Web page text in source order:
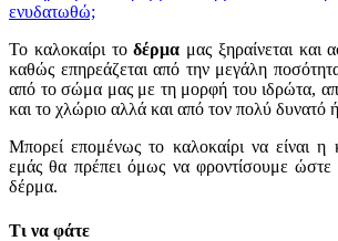
Το καλοκαίρι τοδέρμα μας ξηραίνεται και
καθώς επηρεάζεται από την μεγάλη
από το σώμα μας με τη μορφή του ιδρώτα,
και το χλώριο αλλά και από τον πολύ δυνατό
Μπορεί επομένως το καλοκαίρι να είναι η
εμάς θα πρέπει όμως να φροντίσουμε ώστε
δέρμα.
Τι να φάτε